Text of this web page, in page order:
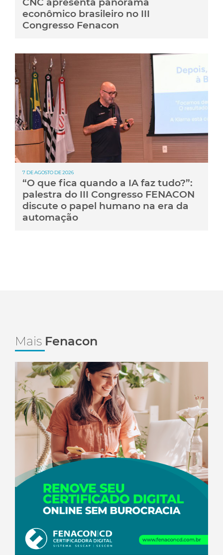
CNC apresenta panorama
econômico brasileiro no III
Congresso Fenacon
7 DE AGOSTO DE 2026
“O que fica quando a IA faz tudo?”:
palestra do III Congresso FENACON
discute o papel humano na era da
automação
Mais Fenacon